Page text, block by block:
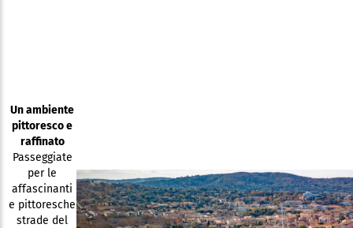
Un ambiente
pittoresco e
raffinato
Passeggiate
per le
affascinanti
e pittoresche
strade del